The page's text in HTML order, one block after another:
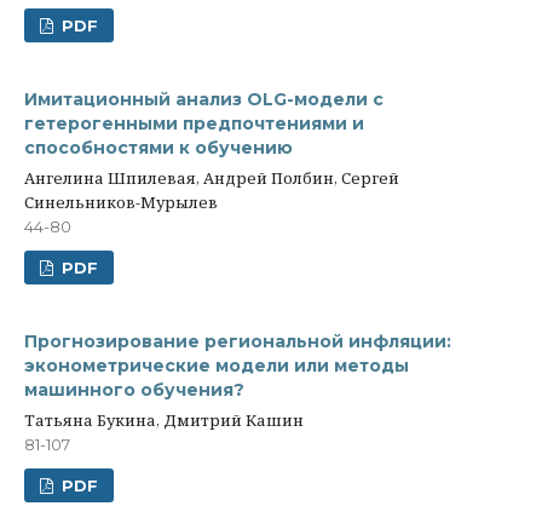
PDF
Имитационный анализ OLG-модели с
гетерогенными предпочтениями и
способностями к обучению
Ангелина Шпилевая, Андрей Полбин, Сергей
Синельников-Мурылев
44-80
PDF
Прогнозирование региональной инфляции:
эконометрические модели или методы
машинного обучения?
Татьяна Букина, Дмитрий Кашин
81-107
PDF